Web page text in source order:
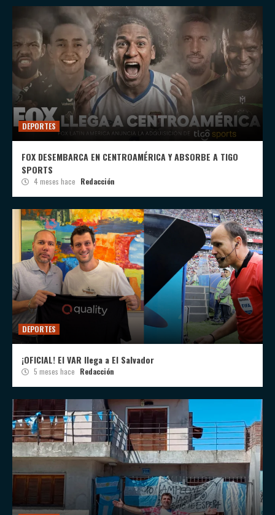
DEPORTES
FOX DESEMBARCA EN CENTROAMÉRICA Y ABSORBE A TIGO
SPORTS
4 meses hace Redacción
DEPORTES
¡OFICIAL! El VAR llega a El Salvador
5 meses hace Redacción